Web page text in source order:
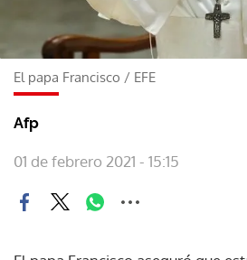
El papa Francisco / EFE
Afp
01 de febrero 2021 - 15:15